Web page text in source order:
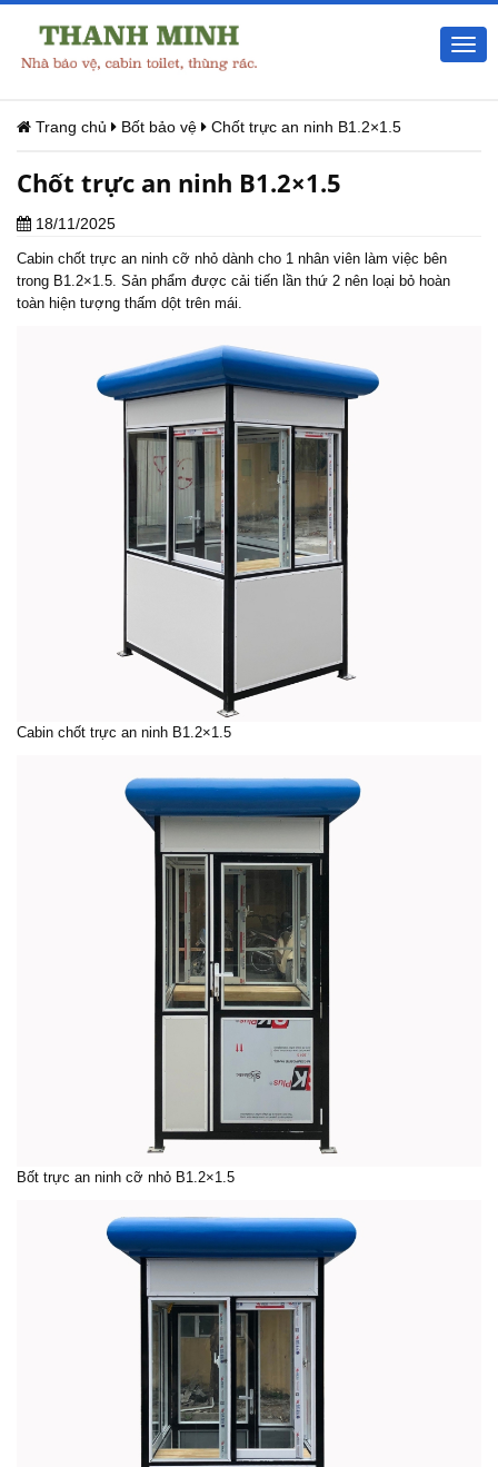
Trang chủ Bốt bảo vệ Chốt trực an ninh B1.2×1.5
Chốt trực an ninh B1.2×1.5
18/11/2025
Cabin chốt trực an ninh cỡ nhỏ dành cho 1 nhân viên làm việc bên
trong B1.2×1.5. Sản phẩm được cải tiến lần thứ 2 nên loại bỏ hoàn
toàn hiện tượng thấm dột trên mái.
Cabin chốt trực an ninh B1.2×1.5
Bốt trực an ninh cỡ nhỏ B1.2×1.5